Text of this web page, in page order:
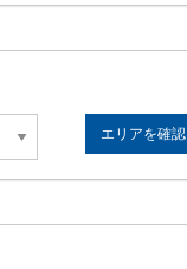
エリアを確認